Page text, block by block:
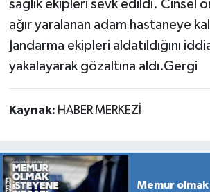
sağlık ekipleri sevk edildi. Cinsel
ağır yaralanan adam hastaneye
Jandarma ekipleri aldatıldığını
yakalayarak gözaltına aldı.Gergi
Kaynak: HABER MERKEZİ
Memur